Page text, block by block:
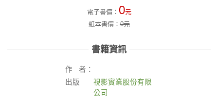
電子書價： 0元
紙本書價：0元
書籍資訊
作
者：
出版
視影實業股份有限
公司